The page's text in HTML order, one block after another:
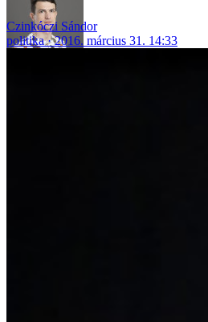
Czinkóczi Sándor
politika
2016. március 31. 14:33